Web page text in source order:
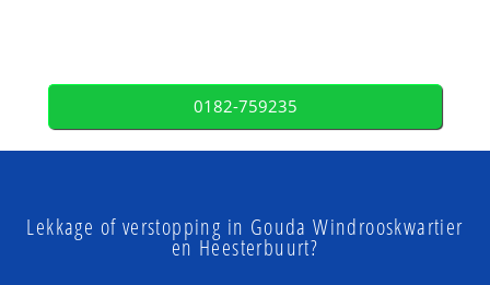
0182-759235
Lekkage of verstopping in Gouda Windrooskwartier
en Heesterbuurt?